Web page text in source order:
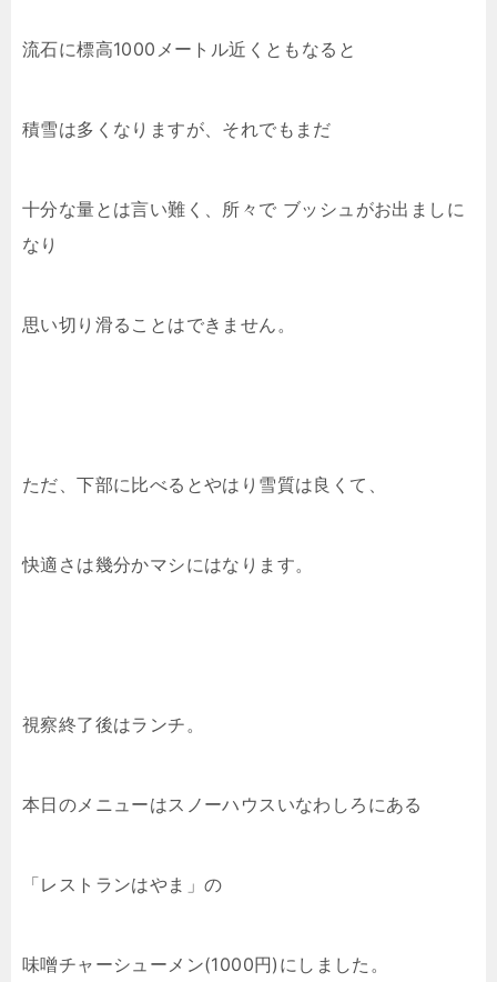
流石に標高1000メートル近くともなると
積雪は多くなりますが、それでもまだ
十分な量とは言い難く、所々で ブッシュがお出ましに
なり
思い切り滑ることはできません。
ただ、下部に比べるとやはり雪質は良くて、
快適さは幾分かマシにはなります。
視察終了後はランチ。
本日のメニューはスノーハウスいなわしろにある
「レストランはやま」の
味噌チャーシューメン(1000円)にしました。